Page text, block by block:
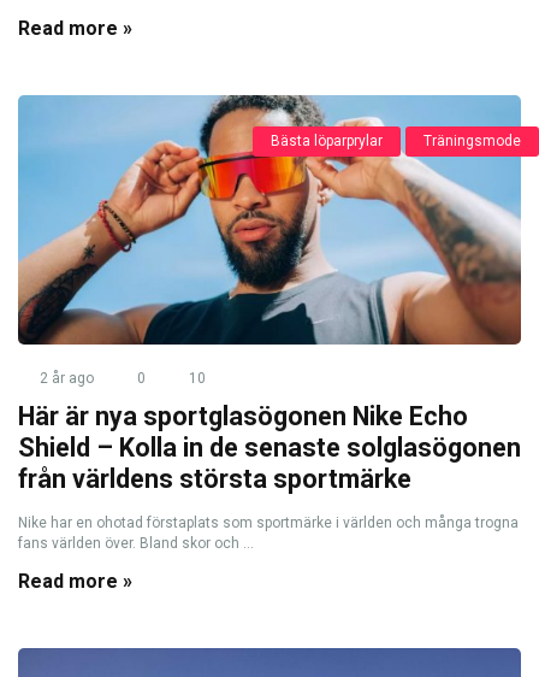
Read more »
Bästa löparprylar Träningsmode
2 år ago 0 10
Här är nya sportglasögonen Nike Echo
Shield – Kolla in de senaste solglasögonen
från världens största sportmärke
Nike har en ohotad förstaplats som sportmärke i världen och många trogna
fans världen över. Bland skor och ...
Read more »